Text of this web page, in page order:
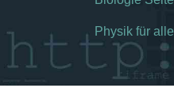
Physik für alle